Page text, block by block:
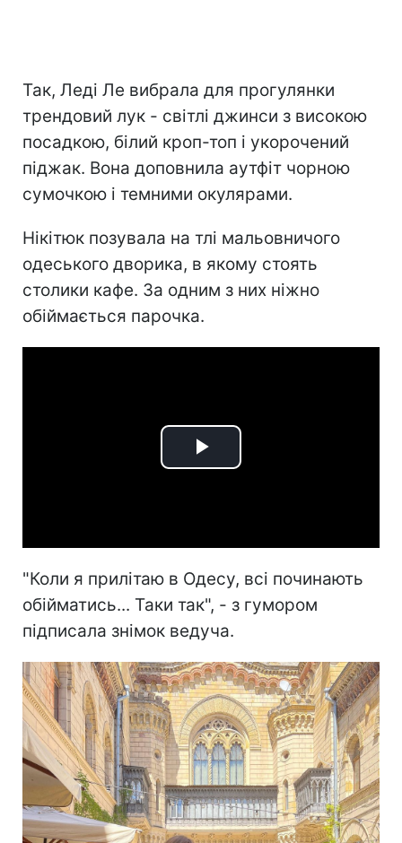
Так, Леді Ле вибрала для прогулянки
трендовий лук - світлі джинси з високою
посадкою, білий кроп-топ і укорочений
піджак. Вона доповнила аутфіт чорною
сумочкою і темними окулярами.
Нікітюк позувала на тлі мальовничого
одеського дворика, в якому стоять
столики кафе. За одним з них ніжно
обіймається парочка.
Play
"Коли я прилітаю в Одесу, всі починають
обійматись... Таки так", - з гумором
підписала знімок ведуча.